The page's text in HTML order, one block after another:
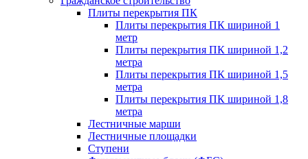
Плиты перекрытия ПК
Плиты перекрытия ПК шириной 1
метр
Плиты перекрытия ПК шириной 1,2
метра
Плиты перекрытия ПК шириной 1,5
метра
Плиты перекрытия ПК шириной 1,8
метра
Лестничные марши
Лестничные площадки
Ступени